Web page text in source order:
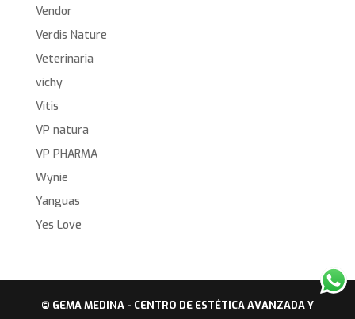
Vendor
Verdis Nature
Veterinaria
vichy
Vitis
VP natura
VP PHARMA
Wynie
Yanguas
Yes Love
© GEMA MEDINA - CENTRO DE ESTÉTICA AVANZADA Y